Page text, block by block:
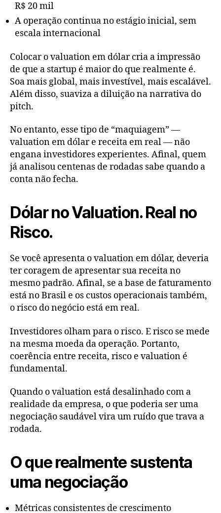
R$ 20 mil
A operação continua no estágio inicial, sem
escala internacional
Colocar o valuation em dólar cria a impressão
de que a startup é maior do que realmente é.
Soa mais global, mais investível, mais escalável.
Além disso, suaviza a diluição na narrativa do
pitch.
No entanto, esse tipo de “maquiagem” —
valuation em dólar e receita em real — não
engana investidores experientes. Afinal, quem
já analisou centenas de rodadas sabe quando a
conta não fecha.
Dólar no Valuation. Real no
Risco.
Se você apresenta o valuation em dólar, deveria
ter coragem de apresentar sua receita no
mesmo padrão. Afinal, se a base de faturamento
está no Brasil e os custos operacionais também,
o risco do negócio está em real.
Investidores olham para o risco. E risco se mede
na mesma moeda da operação. Portanto,
coerência entre receita, risco e valuation é
fundamental.
Quando o valuation está desalinhado com a
realidade da empresa, o que poderia ser uma
negociação saudável vira um ruído que trava a
rodada.
O que realmente sustenta
uma negociação
Métricas consistentes de crescimento